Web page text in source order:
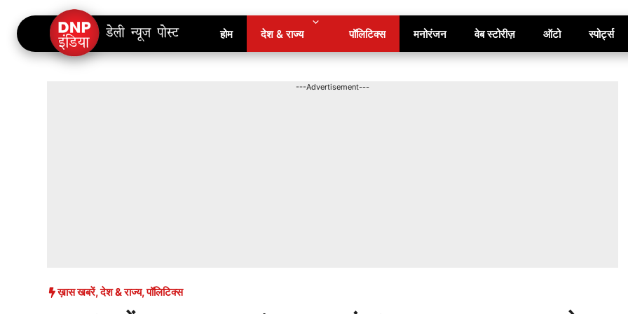
Skip
content
होम देश & राज्य पॉलिटिक्स मनोरंजन वेब स्टोरीज़ ऑटो स्पोर्ट्स
---Advertisement---
ख़ास खबरें,देश & राज्य,पॉलिटिक्स